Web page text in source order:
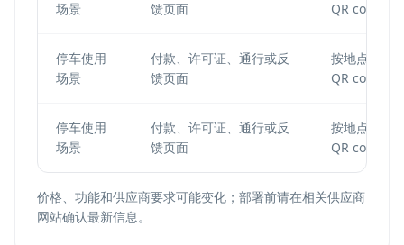
场景
馈页面
QR code
停车使用
场景
付款、许可证、通行或反
馈页面
按地点或区
QR code
停车使用
场景
付款、许可证、通行或反
馈页面
按地点或区
QR code
价格、功能和供应商要求可能变化；部署前请在相关供应商
网站确认最新信息。